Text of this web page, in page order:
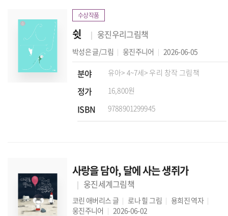
수상작품
쉿 웅진우리그림책
박성은글/그림 웅진주니어 2026-06-05
분야 유아> 4~7세> 우리 창작 그림책
정가 16,800원
ISBN 9788901299945
사랑을 담아, 달에 사는 생쥐가
웅진세계그림책
코린 애버리스 글 로나 힐그림 용희진 역자
웅진주니어
2026-06-02